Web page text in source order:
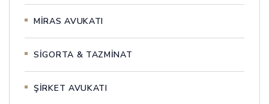
MİRAS AVUKATI
SİGORTA & TAZMİNAT
ŞİRKET AVUKATI